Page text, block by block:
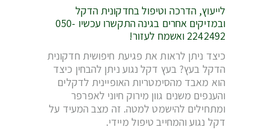
לייעוץ, הדרכה וטיפול בחדקונית הדקל
ובמזיקים אחרים בגינה התקשרו עכשיו 050-
2242492 ואשמח לעזור!
כיצד ניתן לראות את פגיעת חיפושית חדקונית
הדקל בעץ? בעץ דקל נגוע ניתן להבחין כיצד
הוא מאבד מהסימטריות האופיינית לדקלים
והענפים משנים גוון מירוק חיוני לאפרפר
ומתחילים להישמט למטה. זה מצב המעיד על
דקל נגוע והמחייב טיפול מיידי.